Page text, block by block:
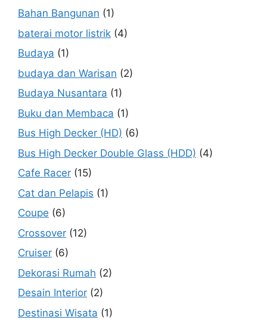
Bahan Bangunan (1)
baterai motor listrik (4)
Budaya (1)
budaya dan Warisan (2)
Budaya Nusantara (1)
Buku dan Membaca (1)
Bus High Decker (HD) (6)
Bus High Decker Double Glass (HDD) (4)
Cafe Racer (15)
Cat dan Pelapis (1)
Coupe (6)
Crossover (12)
Cruiser (6)
Dekorasi Rumah (2)
Desain Interior (2)
Destinasi Wisata (1)